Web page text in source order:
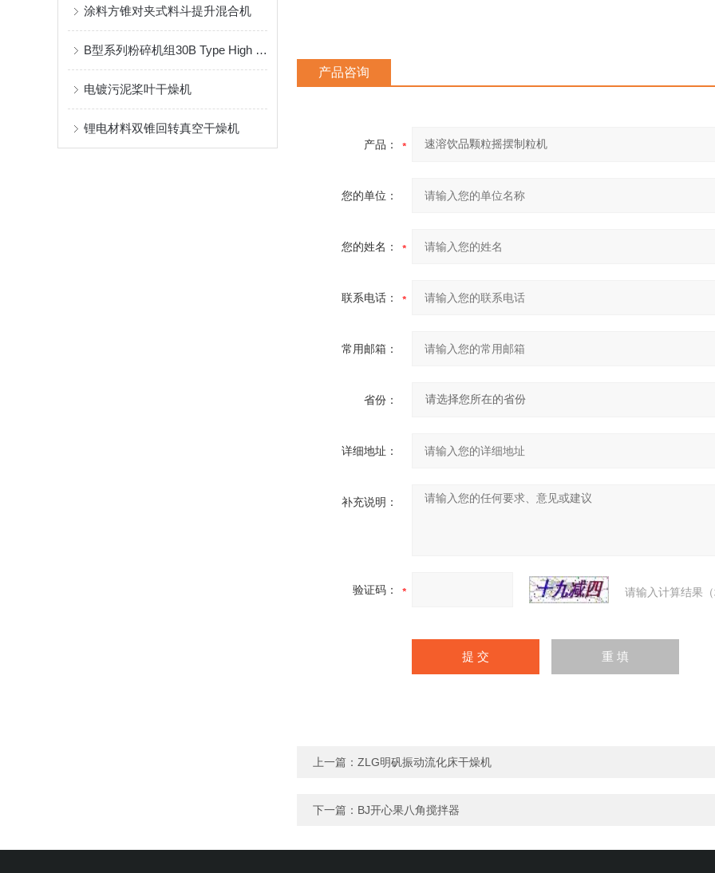
涂料方锥对夹式料斗提升混合机
B型系列粉碎机组30B Type High Univeral and Effective Grinder
电镀污泥桨叶干燥机
锂电材料双锥回转真空干燥机
产品咨询
产品：
您的单位：
您的姓名：
联系电话：
常用邮箱：
省份：
详细地址：
补充说明：
验证码： 请输入计算结果
上一篇： ZLG明矾振动流化床干燥机
下一篇： BJ开心果八角搅拌器